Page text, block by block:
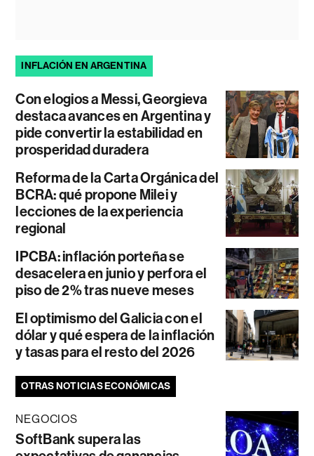
INFLACIÓN EN ARGENTINA
Con elogios a Messi, Georgieva
destaca avances en Argentina y
pide convertir la estabilidad en
prosperidad duradera
Reforma de la Carta Orgánica del
BCRA: qué propone Milei y
lecciones de la experiencia
regional
IPCBA: inflación porteña se
desacelera en junio y perfora el
piso de 2% tras nueve meses
El optimismo del Galicia con el
dólar y qué espera de la inflación
y tasas para el resto del 2026
OTRAS NOTICIAS ECONÓMICAS
NEGOCIOS
SoftBank supera las